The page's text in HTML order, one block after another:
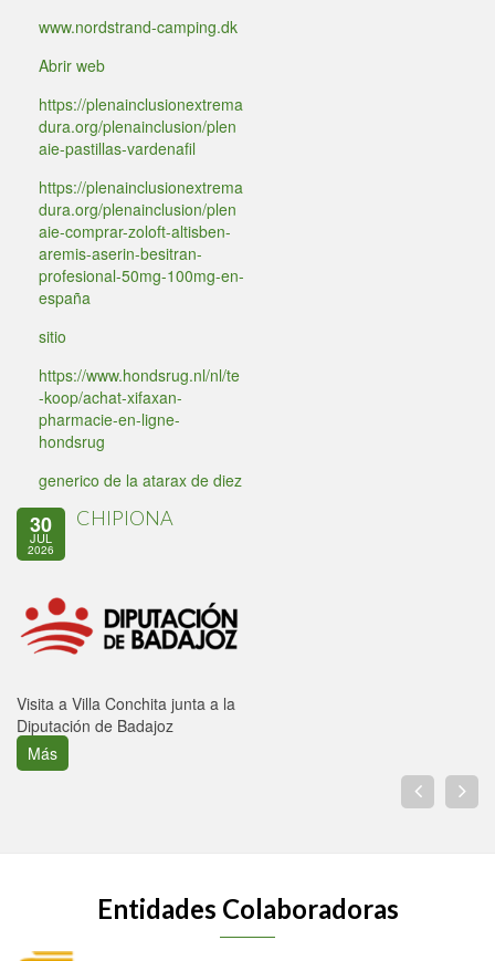
www.nordstrand-camping.dk
Abrir web
https://plenainclusionextrema
dura.org/plenainclusion/plen
aie-pastillas-vardenafil
https://plenainclusionextrema
dura.org/plenainclusion/plen
aie-comprar-zoloft-altisben-
aremis-aserin-besitran-
profesional-50mg-100mg-en-
españa
sitio
https://www.hondsrug.nl/nl/te
-koop/achat-xifaxan-
pharmacie-en-ligne-
hondsrug
generico de la atarax de diez
30
JUL
2026
CHIPIONA
Visita a Villa Conchita junta a la
Diputación de Badajoz
Más
Entidades Colaboradoras